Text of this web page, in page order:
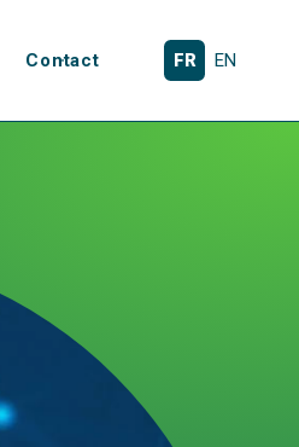
Contact FR EN